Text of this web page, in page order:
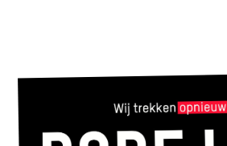
Volt Rivierenland
Volt Gelderland
Nieuwsbrieven →